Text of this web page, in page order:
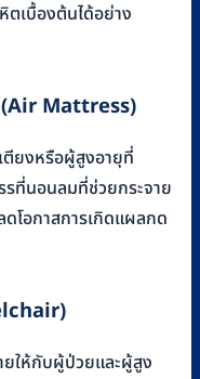
ตเบื้องต้นได้อย่าง
Mattress)
ยงหรือผู้สูงอายุที่
รที่นอนลมที่ช่วยกระจาย
โอกาสการเกิดแผลกด
ให้กับผู้ป่วยและผู้สูง